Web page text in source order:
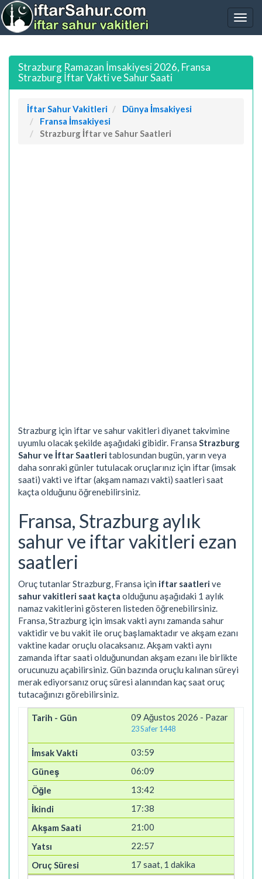
Strazburg Ramazan İmsakiyesi 2026, Fransa
Strazburg İftar Vakti ve Sahur Saati
İftar Sahur Vakitleri
Dünya İmsakiyesi
Fransa İmsakiyesi
Strazburg İftar ve Sahur Saatleri
Strazburg için iftar ve sahur vakitleri diyanet takvimine
uyumlu olacak şekilde aşağıdaki gibidir. Fransa Strazburg
Sahur ve İftar Saatleritablosundan bugün, yarın veya
daha sonraki günler tutulacak oruçlarınız için iftar (imsak
saati) vakti ve iftar (akşam namazı vakti) saatleri saat
kaçta olduğunu öğrenebilirsiniz.
Fransa, Strazburg aylık
sahur ve iftar vakitleri ezan
saatleri
Oruç tutanlar Strazburg, Fransa için iftar saatlerive
sahur vakitleri saat kaçta olduğunu aşağıdaki 1 aylık
namaz vakitlerini gösteren listeden öğrenebilirsiniz.
Fransa, Strazburg için imsak vakti aynı zamanda sahur
vaktidir ve bu vakit ile oruç başlamaktadır ve akşam ezanı
vaktine kadar oruçlu olacaksanız. Akşam vakti aynı
zamanda iftar saati olduğunundan akşam ezanı ile birlikte
orucunuzu açabilirsiniz. Gün bazında oruçlu kalınan süreyi
merak ediyorsanız oruç süresi alanından kaç saat oruç
tutacağınızı görebilirsiniz.
09 Ağustos 2026 - Pazar
23 Safer 1448
03:59
06:09
13:42
17:38
21:00
22:57
17 saat, 1 dakika